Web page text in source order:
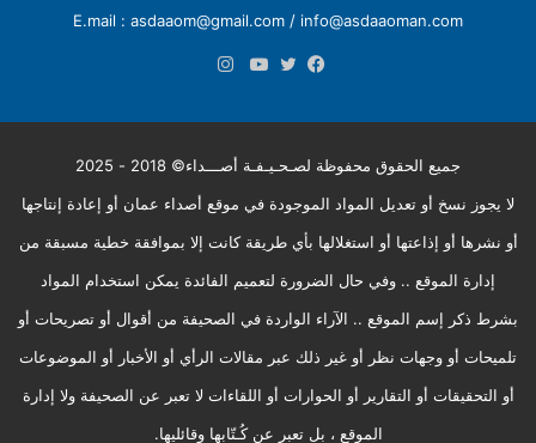
E.mail : asdaaom@gmail.com / info@asdaaoman.com
جميع الحقوق محفوظة لصـحـيـفـة أصـــداء© 2018 - 2025
لا يجوز نسخ أو تعديل المواد الموجودة في موقع أصداء عمان أو إعادة إنتاجها
أو نشرها أو إذاعتها أو استغلالها بأي طريقة كانت إلا بموافقة خطية مسبقة من
إدارة الموقع .. وفي حال الضرورة لتعميم الفائدة يمكن استخدام المواد
بشرط ذكر إسم الموقع .. الآراء الواردة في الصحيفة من أقوال أو تصريحات أو
تلميحات أو وجهات نظر أو غير ذلك عبر مقالات الرأي أو الأخبار أو الموضوعات
أو التحقيقات أو التقارير أو الحوارات أو اللقاءات لا تعبر عن الصحيفة ولا إدارة
الموقع ، بل تعبر عن كُـتّابها وقائليها.